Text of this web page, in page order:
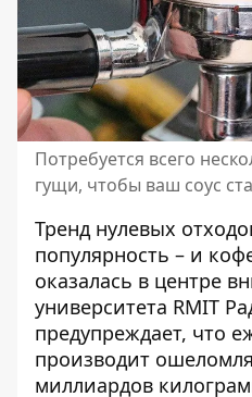
Потребуется всего
гущи, чтобы ваш соус
Тренд нулевых
популярность – и
оказалась в центре
университета RMIT
предупреждает, что
производит
миллиардов